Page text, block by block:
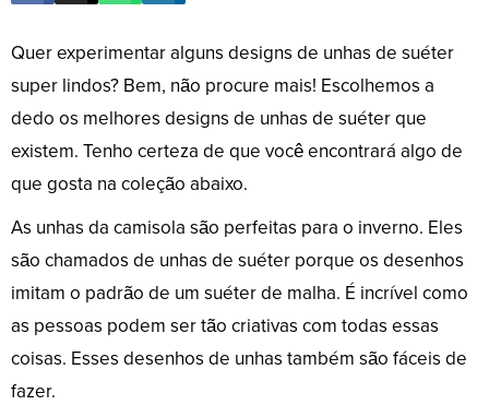
Quer experimentar alguns designs de unhas de suéter
super lindos? Bem, não procure mais! Escolhemos a
dedo os melhores designs de unhas de suéter que
existem. Tenho certeza de que você encontrará algo de
que gosta na coleção abaixo.
As unhas da camisola são perfeitas para o inverno. Eles
são chamados de unhas de suéter porque os desenhos
imitam o padrão de um suéter de malha. É incrível como
as pessoas podem ser tão criativas com todas essas
coisas. Esses desenhos de unhas também são fáceis de
fazer.